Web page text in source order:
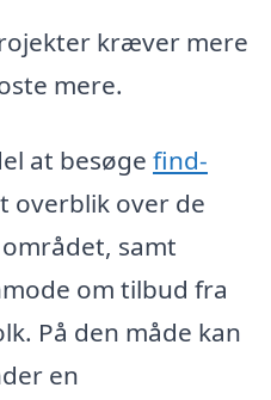
kræver mere
mere.
at besøge find-
overblik over de
samt
om tilbud fra
På den måde kan
en